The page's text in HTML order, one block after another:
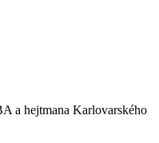
a hejtmana Karlovarského